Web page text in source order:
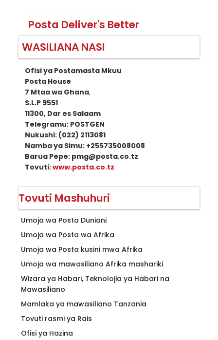
Posta Deliver's Better
WASILIANA NASI
Ofisi ya Postamasta Mkuu
Posta House
7 Mtaa wa Ghana,
S.L.P 9551
11300, Dar es Salaam
Telegramu: POSTGEN
Nukushi: (022) 2113081
Namba ya Simu: +255735008008
Barua Pepe: pmg@posta.co.tz
Tovuti:www.posta.co.tz
Tovuti Mashuhuri
Umoja wa Posta Duniani
Umoja wa Posta wa Afrika
Umoja wa Posta kusini mwa Afrika
Umoja wa mawasiliano Afrika mashariki
Wizara ya Habari, Teknolojia ya Habari na
Mawasiliano
Mamlaka ya mawasiliano Tanzania
Tovuti rasmi ya Rais
Ofisi ya Hazina